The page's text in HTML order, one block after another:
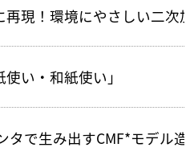
現！環境にやさしい二次
い・和紙使い」
タで生み出すCMF*モデル